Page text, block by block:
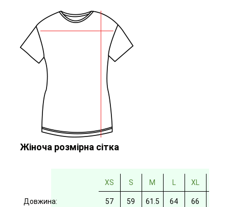
Жіноча розмірна сітка
XS S M L XL
Довжина: 57 59 61.5 64 66